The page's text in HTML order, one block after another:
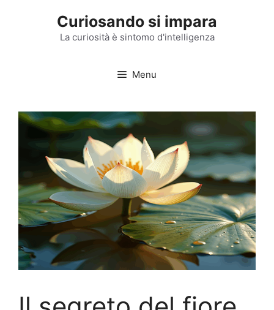
Curiosando si impara
La curiosità è sintomo d'intelligenza
Menu